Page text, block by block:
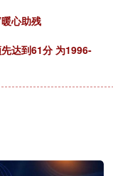
心助残
达到61分 为1996-